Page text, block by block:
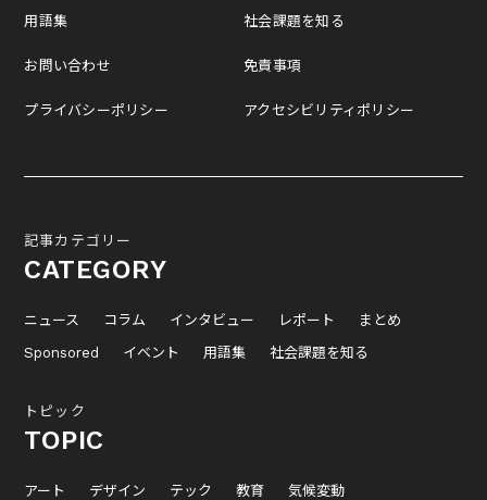
用語集
お問い合わせ
プライバシーポリシー
社会課題を知る
免責事項
アクセシビリティポリシー
記事カテゴリー
CATEGORY
ニュース コラム インタビュー レポート
まとめ
Sponsored
イベント 用語集 社会課題を知る
トピック
TOPIC
アート デザイン テック 教育 気候変動